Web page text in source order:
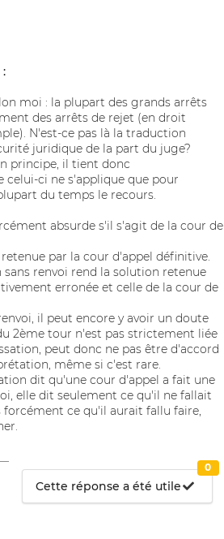
moi : la plupart des grands arrêts
des arrêts de rejet (en droit
N'est-ce pas là la traduction
juridique de la part du juge?
principe, il tient donc
ci ne s'applique que pour
du temps le recours.
absurde s'il s'agit de la cour de
par la cour d'appel définitive.
sans renvoi rend la solution retenue
erronée et celle de la cour de
il peut encore y avoir un doute
2ème tour n'est pas strictement liée
peut donc ne pas être d'accord
même si c'est rare.
dit qu'une cour d'appel a fait une
elle dit seulement ce qu'il ne fallait
forcément ce qu'il aurait fallu faire,
Cette réponse a été utile
0